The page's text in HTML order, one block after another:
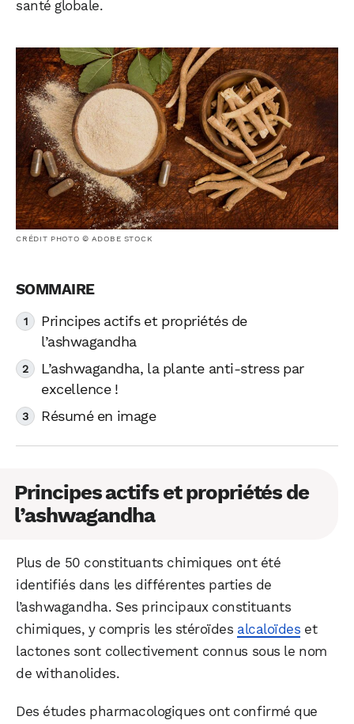
santé globale.
CRÉDIT PHOTO © ADOBE STOCK
Principes actifs et propriétés de
l’ashwagandha
L’ashwagandha, la plante anti-stress par
excellence !
Résumé en image
Principes actifs et propriétés de
l’ashwagandha
Plus de 50 constituants chimiques ont été
identifiés dans les différentes parties de
l’ashwagandha. Ses principaux constituants
chimiques, y compris les stéroïdes alcaloïdes et
lactones sont collectivement connus sous le nom
de withanolides.
Des études pharmacologiques ont confirmé que